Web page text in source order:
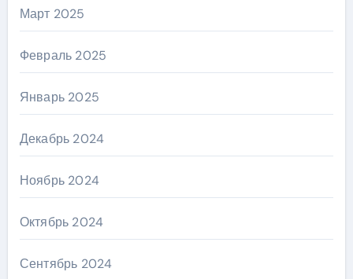
Март 2025
Февраль 2025
Январь 2025
Декабрь 2024
Ноябрь 2024
Октябрь 2024
Сентябрь 2024